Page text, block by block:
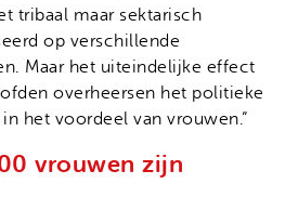
tribaal maar sektarisch
op verschillende
Maar het uiteindelijke effect
overheersen het politieke
het voordeel van vrouwen.”
vrouwen zijn